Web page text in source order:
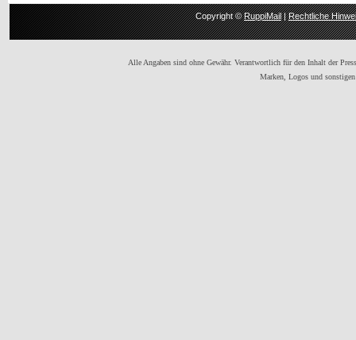
Copyright ©RuppiMail|Rechtliche
Alle Angaben sind ohne Gewähr. Verantwortlich für den Inhalt der
Marken, Logos und